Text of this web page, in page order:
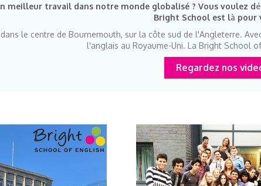
meilleur travail dans notre monde globalisé ? Vous voulez dé
Bright School est là pour
le centre de Bournemouth, sur la côte sud de l'Angleterre.
l'anglais au Royaume-Uni. La Bright School
Regardez nos